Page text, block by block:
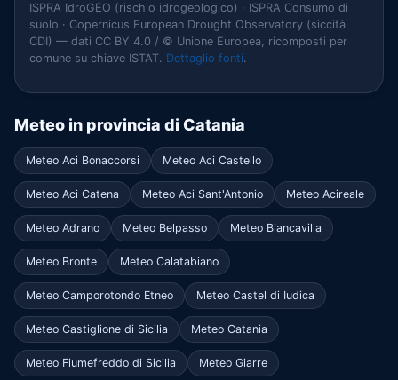
ISPRA IdroGEO (rischio idrogeologico) · ISPRA Consumo di
suolo · Copernicus European Drought Observatory (siccità
CDI) — dati CC BY 4.0 / © Unione Europea, ricomposti per
comune su chiave ISTAT. Dettaglio fonti.
Meteo in provincia di Catania
Meteo Aci Bonaccorsi Meteo Aci Castello
Meteo Aci Catena Meteo Aci Sant'Antonio Meteo Acireale
Meteo Adrano Meteo Belpasso Meteo Biancavilla
Meteo Bronte Meteo Calatabiano
Meteo Camporotondo Etneo Meteo Castel di Iudica
Meteo Castiglione di Sicilia Meteo Catania
Meteo Fiumefreddo di Sicilia Meteo Giarre